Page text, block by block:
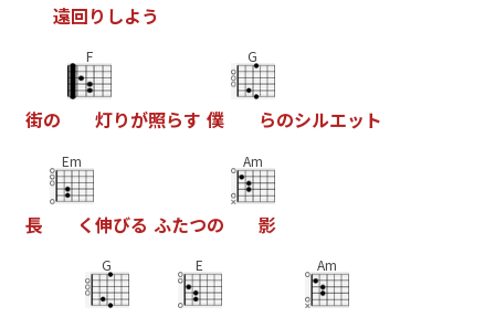
遠回り しよう
街の
F
灯りが照らす 僕
G
らのシルエッ ト
長
Em
く伸びる ふたつの
Am
影
G E Am